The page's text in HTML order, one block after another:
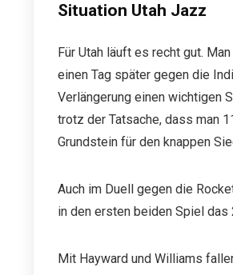
Situation Utah Jazz
Für Utah läuft es recht gut.
einen Tag später gegen die
Verlängerung einen wichtigen
trotz der Tatsache, dass man
Grundstein für den knappen
Auch im Duell gegen die
in den ersten beiden Spiel
Mit Hayward und Williams